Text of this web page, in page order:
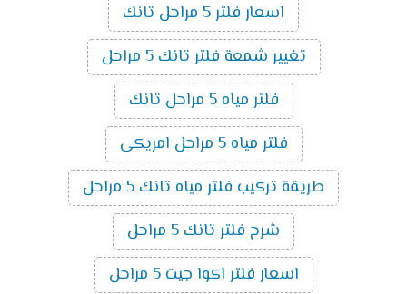
اسعار فلتر 5 مراحل تانك
تغيير شمعة فلتر تانك 5 مراحل
فلتر مياه 5 مراحل تانك
فلتر مياه 5 مراحل امريكى
طريقة تركيب فلتر مياه تانك 5 مراحل
شرح فلتر تانك 5 مراحل
اسعار فلتر اكوا جيت 5 مراحل